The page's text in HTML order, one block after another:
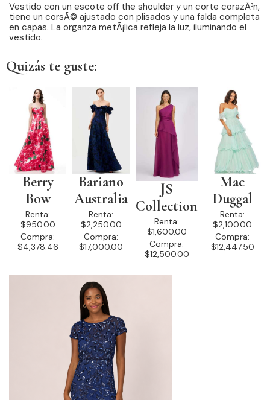
Vestido con un escote off the shoulder y un corte corazÃ³n,
tiene un corsÃ© ajustado con plisados y una falda completa
en capas. La organza metÃ¡lica refleja la luz, iluminando el
vestido.
Quizás te guste:
Berry
Bow
Renta:
$950.00
Compra:
$4,378.46
Bariano
Australia
Renta:
$2,250.00
Compra:
$17,000.00
JS
Collection
Renta:
$1,600.00
Compra:
$12,500.00
Mac
Duggal
Renta:
$2,100.00
Compra:
$12,447.50